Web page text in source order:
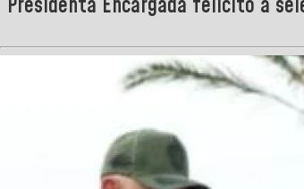
Presidenta Encargada felicitó a